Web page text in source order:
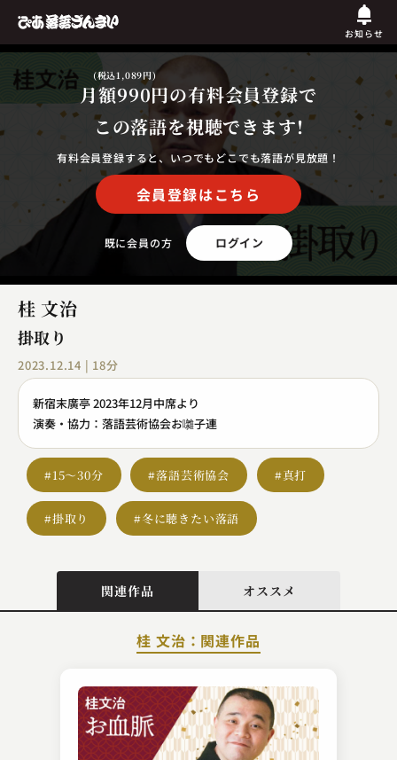
お知らせ
月額990円
(税込1,089円)
の有料会員登録で
この落語を視聴できます!
有料会員登録すると、いつでもどこでも落語が見放題！
会員登録はこちら
既に会員の方 ログイン
桂 文治
掛取り
2023.12.14 | 18分
新宿末廣亭 2023年12月中席より
演奏・協力：落語芸術協会お囃子連
#15～30分 #落語芸術協会 #真打
#掛取り #冬に聴きたい落語
関連作品 オススメ
桂 文治：関連作品